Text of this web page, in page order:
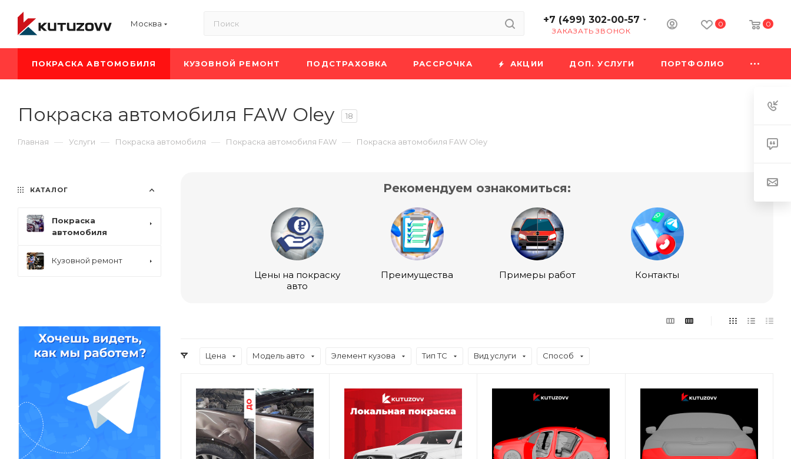
Москва +7 (499) 302-00-57
ЗАКАЗАТЬ ЗВОНОК
0 0
ПОКРАСКА АВТОМОБИЛЯ КУЗОВНОЙ РЕМОНТ ПОДСТРАХОВКА РАССРОЧКА АКЦИИ ДОП. УСЛУГИ ПОРТФОЛИО
Покраска автомобиля FAW Oley 18
Главная — Услуги — Покраска автомобиля — Покраска автомобиля FAW — Покраска автомобиля FAW Oley
Рекомендуем ознакомиться:
Цены на покраску
авто
Преимущества Примеры работ Контакты
Цена Модель авто Элемент кузова Тип ТС Вид услуги Способ
КАТАЛОГ
Покраска
автомобиля
Кузовной ремонт